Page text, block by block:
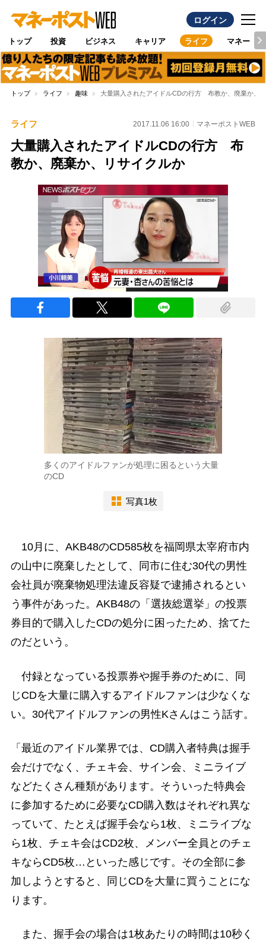
ログイン
トップ 投資 ビジネス キャリア ライフ マネー
トップ ライフ 趣味 大量購入されたアイドルCDの行方 布教か、廃棄か、
ライフ 2017.11.06 16:00 マネーポストWEB
大量購入されたアイドルCDの行方 布
教か、廃棄か、リサイクルか
多くのアイドルファンが処理に困るという大量
のCD
写真1枚
10月に、AKB48のCD585枚を福岡県太宰府市内
の山中に廃棄したとして、同市に住む30代の男性
会社員が廃棄物処理法違反容疑で逮捕されるとい
う事件があった。AKB48の「選抜総選挙」の投票
券目的で購入したCDの処分に困ったため、捨てた
のだという。
付録となっている投票券や握手券のために、同
じCDを大量に購入するアイドルファンは少なくな
い。30代アイドルファンの男性Kさんはこう話す。
「最近のアイドル業界では、CD購入者特典は握手
会だけでなく、チェキ会、サイン会、ミニライブ
などたくさん種類があります。そういった特典会
に参加するために必要なCD購入数はそれぞれ異な
っていて、たとえば握手会なら1枚、ミニライブな
ら1枚、チェキ会はCD2枚、メンバー全員とのチェ
キならCD5枚…といった感じです。その全部に参
加しようとすると、同じCDを大量に買うことにな
ります。
また、握手会の場合は1枚あたりの時間は10秒く